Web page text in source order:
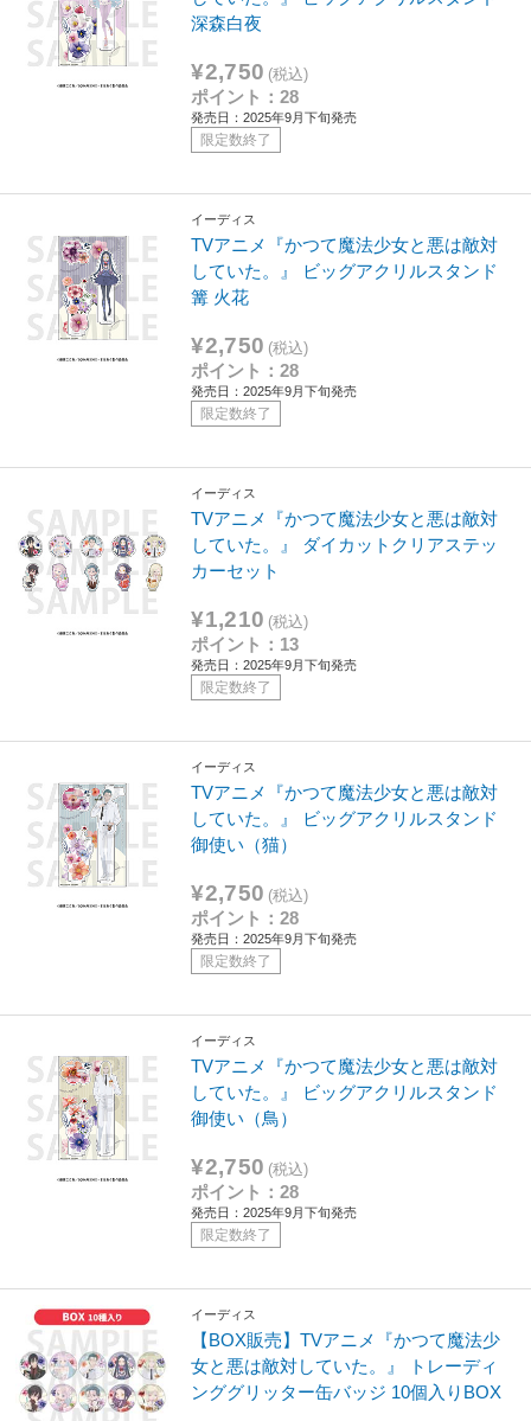
深森白夜
¥2,750 (税込)
ポイント：28
発売日：2025年9月下旬発売
限定数終了
イーディス
TVアニメ『かつて魔法少女と悪は敵対
していた。』 ビッグアクリルスタンド
篝 火花
¥2,750 (税込)
ポイント：28
発売日：2025年9月下旬発売
限定数終了
イーディス
TVアニメ『かつて魔法少女と悪は敵対
していた。』 ダイカットクリアステッ
カーセット
¥1,210 (税込)
ポイント：13
発売日：2025年9月下旬発売
限定数終了
イーディス
TVアニメ『かつて魔法少女と悪は敵対
していた。』 ビッグアクリルスタンド
御使い（猫）
¥2,750 (税込)
ポイント：28
発売日：2025年9月下旬発売
限定数終了
イーディス
TVアニメ『かつて魔法少女と悪は敵対
していた。』 ビッグアクリルスタンド
御使い（鳥）
¥2,750 (税込)
ポイント：28
発売日：2025年9月下旬発売
限定数終了
イーディス
【BOX販売】TVアニメ『かつて魔法少
女と悪は敵対していた。』 トレーディ
ンググリッター缶バッジ 10個入りBOX